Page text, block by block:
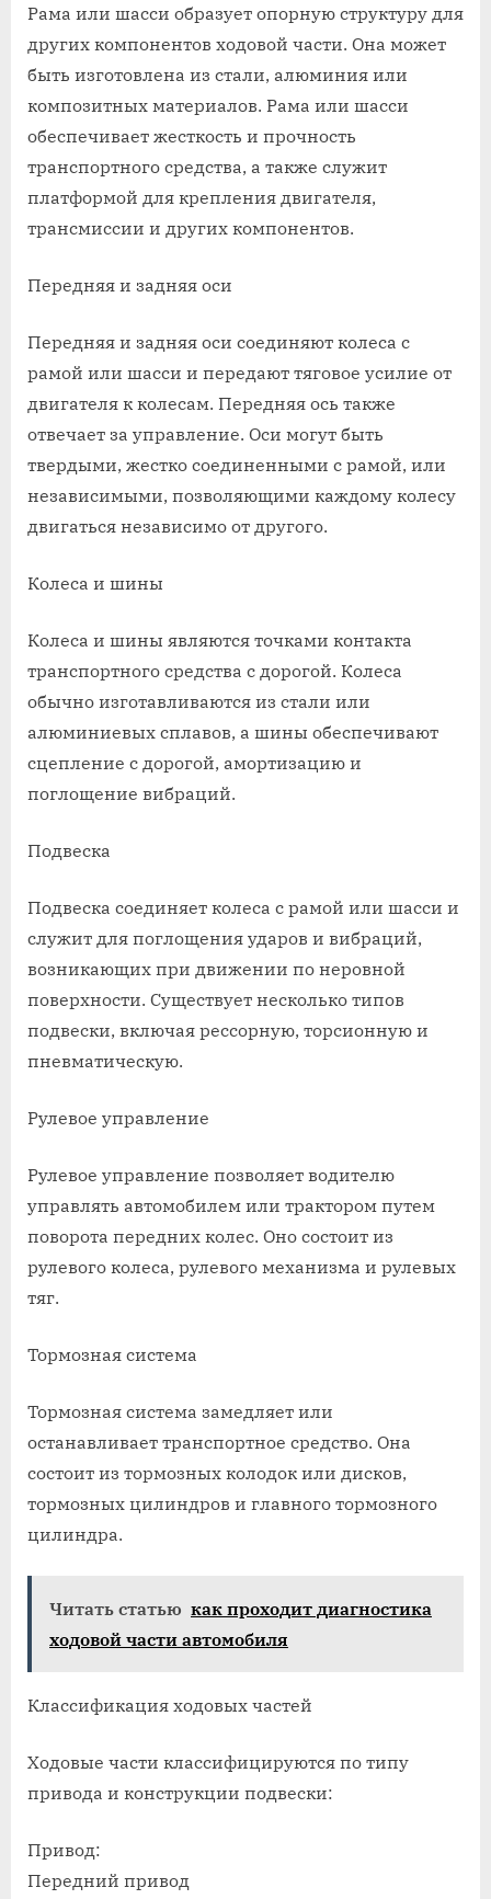
Рама или шасси образует опорную структуру для
других компонентов ходовой части. Она может
быть изготовлена из стали, алюминия или
композитных материалов. Рама или шасси
обеспечивает жесткость и прочность
транспортного средства, а также служит
платформой для крепления двигателя,
трансмиссии и других компонентов.
Передняя и задняя оси
Передняя и задняя оси соединяют колеса с
рамой или шасси и передают тяговое усилие от
двигателя к колесам. Передняя ось также
отвечает за управление. Оси могут быть
твердыми, жестко соединенными с рамой, или
независимыми, позволяющими каждому колесу
двигаться независимо от другого.
Колеса и шины
Колеса и шины являются точками контакта
транспортного средства с дорогой. Колеса
обычно изготавливаются из стали или
алюминиевых сплавов, а шины обеспечивают
сцепление с дорогой, амортизацию и
поглощение вибраций.
Подвеска
Подвеска соединяет колеса с рамой или шасси и
служит для поглощения ударов и вибраций,
возникающих при движении по неровной
поверхности. Существует несколько типов
подвески, включая рессорную, торсионную и
пневматическую.
Рулевое управление
Рулевое управление позволяет водителю
управлять автомобилем или трактором путем
поворота передних колес. Оно состоит из
рулевого колеса, рулевого механизма и рулевых
тяг.
Тормозная система
Тормозная система замедляет или
останавливает транспортное средство. Она
состоит из тормозных колодок или дисков,
тормозных цилиндров и главного тормозного
цилиндра.
Читать статью как проходит диагностика
ходовой части автомобиля
Классификация ходовых частей
Ходовые части классифицируются по типу
привода и конструкции подвески:
Привод:
Передний привод